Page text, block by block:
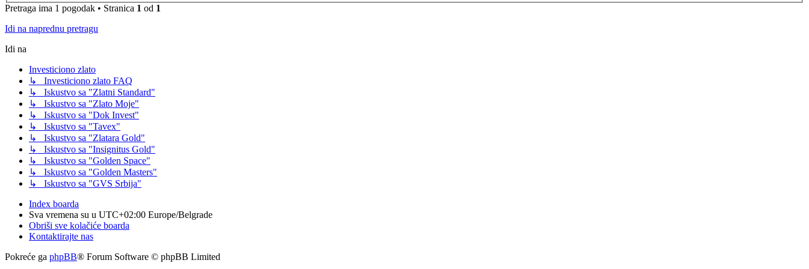
Pretraga ima 1 pogodak • Stranica 1 od 1
Idi na naprednu pretragu
Idi na
Investiciono zlato
↳ Investiciono zlato FAQ
↳ Iskustvo sa "Zlatni Standard"
↳ Iskustvo sa "Zlato Moje"
↳ Iskustvo sa "Dok Invest"
↳ Iskustvo sa "Tavex"
↳ Iskustvo sa "Zlatara Gold"
↳ Iskustvo sa "Insignitus Gold"
↳ Iskustvo sa "Golden Space"
↳ Iskustvo sa "Golden Masters"
↳ Iskustvo sa "GVS Srbija"
Index boarda
Sva vremena su u UTC+02:00 Europe/Belgrade
Obriši sve kolačiće boarda
Kontaktirajte nas
Pokreće ga phpBB® Forum Software © phpBB Limited